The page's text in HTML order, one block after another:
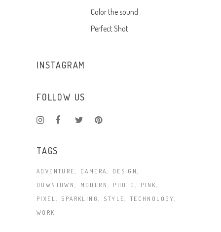
Color the sound
Perfect Shot
INSTAGRAM
FOLLOW US
TAGS
ADVENTURE CAMERA
DESIGN
DOWNTOWN
MODERN PHOTO
PINK
PIXEL
SPARKLING STYLE
TECHNOLOGY
WORK